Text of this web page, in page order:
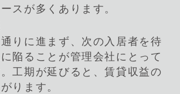
スが多くあります。
りに進まず、次の入居者を待
陥ることが管理会社にとって
工期が延びると、賃貸収益の
ります。